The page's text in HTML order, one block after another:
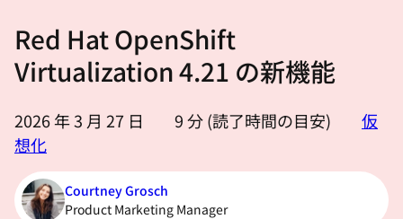
し
だ
さ
Red Hat OpenShift
Virtualization 4.21 の新機能
2026 年 3 月 27 日 9分 (読了時間の目安)
仮
想化
Courtney Grosch
Product Marketing Manager